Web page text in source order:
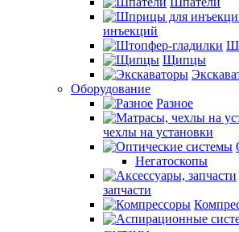
инъекций
Щипцы
Оборудование
Разное
чехлы на установки
Негатоскопы
запчасти